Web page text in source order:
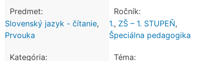
Predmet:
Slovenský jazyk - čítanie,
Prvouka
Ročník:
1., ZŠ – 1. STUPEŇ,
Špeciálna pedagogika
Kategória:
Téma: